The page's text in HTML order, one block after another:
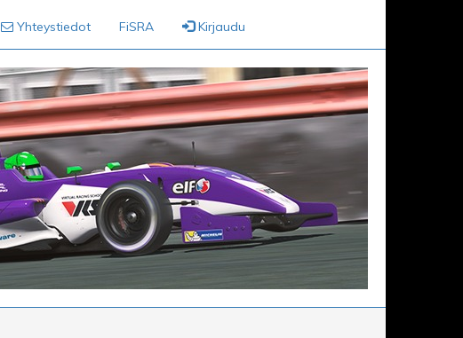
Yhteystiedot FiSRA Kirjaudu